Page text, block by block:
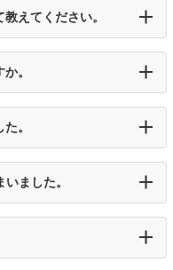
えてください。
。
。
ました。